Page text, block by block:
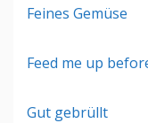
Feines Gemüse
Feed me up
Gut gebrüllt